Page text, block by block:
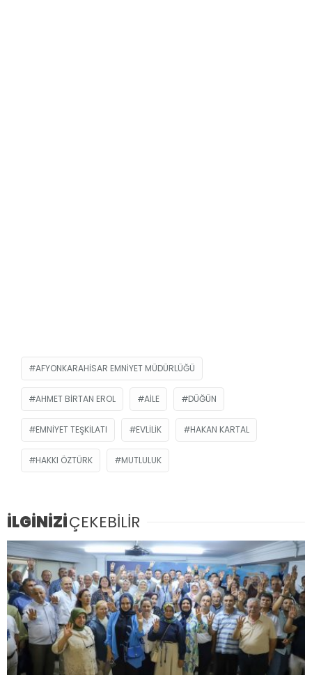
AFYONKARAHISAR EMNIYET MÜDÜRLÜĞÜ
AHMET BIRTAN EROL AILE DÜĞÜN
EMNIYET TEŞKILATI EVLILIK HAKAN KARTAL
HAKKI ÖZTÜRK MUTLULUK
İLGİNİZİÇEKEBİLİR